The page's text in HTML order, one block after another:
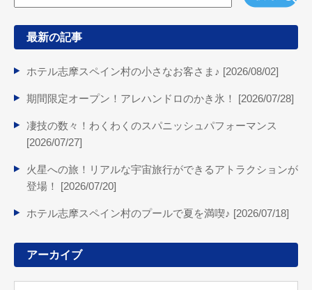
最新の記事
ホテル志摩スペイン村の小さなお客さま♪ [2026/08/02]
期間限定オープン！アレハンドロのかき氷！ [2026/07/28]
凄技の数々！わくわくのスパニッシュパフォーマンス
[2026/07/27]
火星への旅！リアルな宇宙旅行ができるアトラクションが
登場！ [2026/07/20]
ホテル志摩スペイン村のプールで夏を満喫♪ [2026/07/18]
アーカイブ